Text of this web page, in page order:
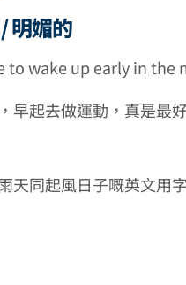
明媚的
wake up early in the
早起去做運動，真是最
天同起風日子嘅英文用